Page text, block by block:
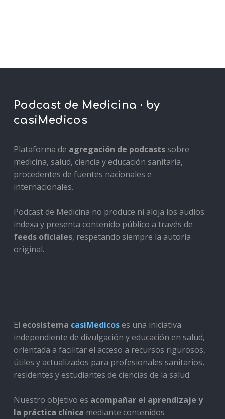
Podcast de Medicina · by
casiMedicos
Plataforma de agregación de podcastssobre
medicina, salud, ciencia y educación sanitaria,
procedentes de fuentes nacionales e
internacionales.
Podcast de Medicina no produce ni aloja los audios:
indexa y presenta contenido público a través de
feeds oficiales, respetando siempre la autoría
original.
El ecosistema casiMedicoses una iniciativa
independiente de divulgación y educación en salud,
orientada a facilitar el acceso a recursos rigurosos,
útiles y actualizados para profesionales sanitarios,
residentes y estudiantes de ciencias de la salud.
Nuestro objetivo es acompañar el aprendizaje y
la práctica clínica mediante contenidos